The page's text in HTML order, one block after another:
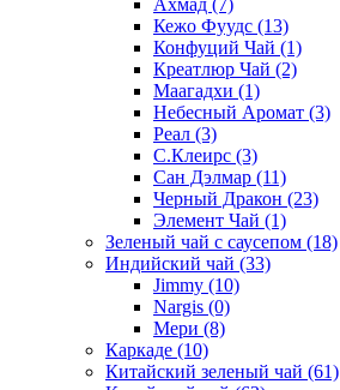
Кежо Фуудс (13)
Конфуций Чай (1)
Креатлюр Чай (2)
Маагадхи (1)
Небесный Аромат (3)
Реал (3)
С.Клеирс (3)
Сан Дэлмар (11)
Черный Дракон (23)
Элемент Чай (1)
Зеленый чай с саусепом (18)
Индийский чай (33)
Jimmy (10)
Nargis (0)
Мери (8)
Каркаде (10)
Китайский зеленый чай (61)